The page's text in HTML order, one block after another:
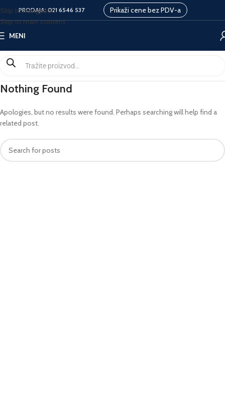
Skip to navigation
Skip to main content
PRODAJA:021 6546 537 Prikaži cene bez PDV-a
MENI
Nothing Found
Apologies, but no results were found. Perhaps searching will help find a
related post.